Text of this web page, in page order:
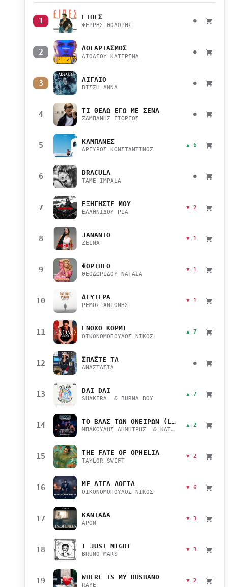
1 ΕΙΠΕΣ
ΦΕΡΡΗΣ ΘΟΔΩΡΗΣ
●
2 ΛΟΓΑΡΙΑΣΜΟΣ
ΛΙΟΛΙΟΥ ΚΑΤΕΡΙΝΑ
●
3 ΑΙΓΑΙΟ
ΒΙΣΣΗ ΑΝΝΑ
●
4 ΤΙ ΘΕΛΩ ΕΓΩ ΜΕ ΣΕΝΑ
ΣΑΜΠΑΝΗΣ ΓΙΩΡΓΟΣ
●
5 ΚΑΜΠΑΝΕΣ
ΑΡΓΥΡΟΣ ΚΩΝΣΤΑΝΤΙΝΟΣ
▲ 6
6 DRACULA
TAME IMPALA
●
7 ΕΞΗΓΗΣΤΕ ΜΟΥ
ΕΛΛΗΝΙΔΟΥ ΡΙΑ
▼ 2
8 JANANTO
ZEINA
▼ 1
9 ΦΟΡΤΗΓΟ
ΘΕΟΔΩΡΙΔΟΥ ΝΑΤΑΣΑ
▼ 1
10 ΔΕΥΤΕΡΑ
ΡΕΜΟΣ ΑΝΤΩΝΗΣ
▼ 1
11 ΕΝΟΧΟ ΚΟΡΜΙ
ΟΙΚΟΝΟΜΟΠΟΥΛΟΣ ΝΙΚΟΣ
▲ 7
12 ΣΠΑΣΤΕ ΤΑ
ΑΝΑΣΤΑΣΙΑ
●
13 DAI DAI
SHAKIRA & BURNA BOY
▲ 7
14 ΤΟ ΒΑΛΣ ΤΩΝ ΟΝΕΙΡΩΝ (LIVE)
ΜΠΑΚΟΥΛΗΣ ΔΗΜΗΤΡΗΣ & ΚΑΤΣΙΜΙΧΑ ΜΑΡΙΑΝΑ
▲ 2
15 THE FATE OF OPHELIA
TAYLOR SWIFT
▼ 2
16 ΜΕ ΛΙΓΑ ΛΟΓΙΑ
ΟΙΚΟΝΟΜΟΠΟΥΛΟΣ ΝΙΚΟΣ
▼ 6
17 ΚΑΝΤΑΔΑ
APON
▼ 3
18 I JUST MIGHT
BRUNO MARS
▼ 3
19 WHERE IS MY HUSBAND
RAYE
▼ 2